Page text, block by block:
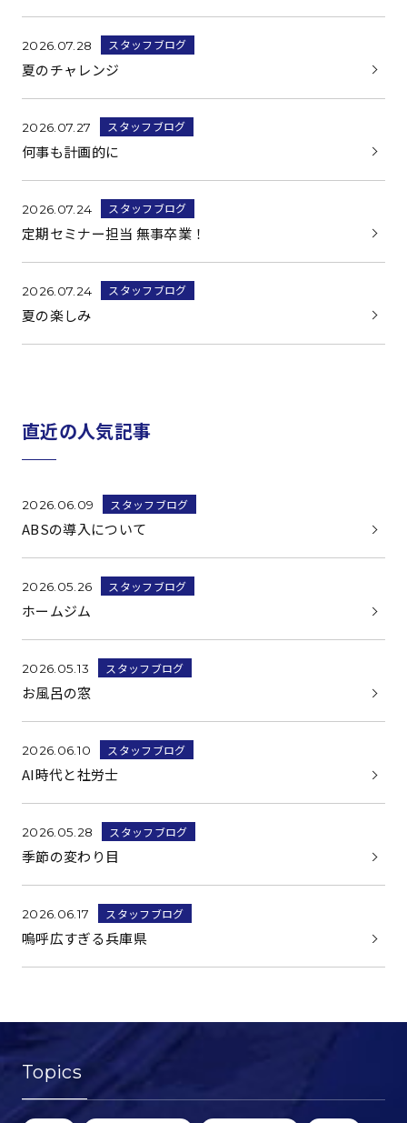
Topics
2026.07.28 スタッフブログ
夏のチャレンジ
2026.07.27 スタッフブログ
何事も計画的に
2026.07.24 スタッフブログ
定期セミナー担当 無事卒業！
2026.07.24 スタッフブログ
夏の楽しみ
直近の人気記事
2026.06.09 スタッフブログ
ABSの導入について
2026.05.26 スタッフブログ
ホームジム
2026.05.13 スタッフブログ
お風呂の窓
2026.06.10 スタッフブログ
AI時代と社労士
2026.05.28 スタッフブログ
季節の変わり目
2026.06.17 スタッフブログ
嗚呼広すぎる兵庫県